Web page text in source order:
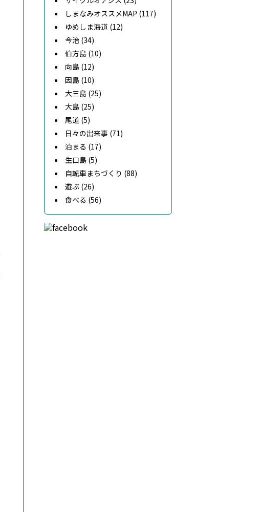
しまなみオススメMAP (117)
ゆめしま海道 (12)
今治 (34)
伯方島 (10)
向島 (12)
因島 (10)
大三島 (25)
大島 (25)
尾道 (5)
日々の出来事 (71)
泊まる (17)
生口島 (5)
自転車まちづくり (88)
遊ぶ (26)
食べる (56)